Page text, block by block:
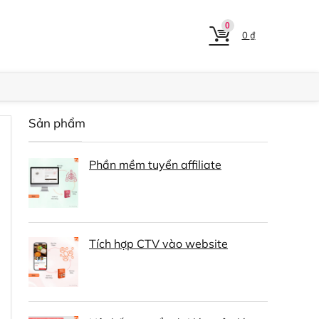
0
0₫
Sản phẩm
Phần mềm tuyển affiliate
Tích hợp CTV vào website